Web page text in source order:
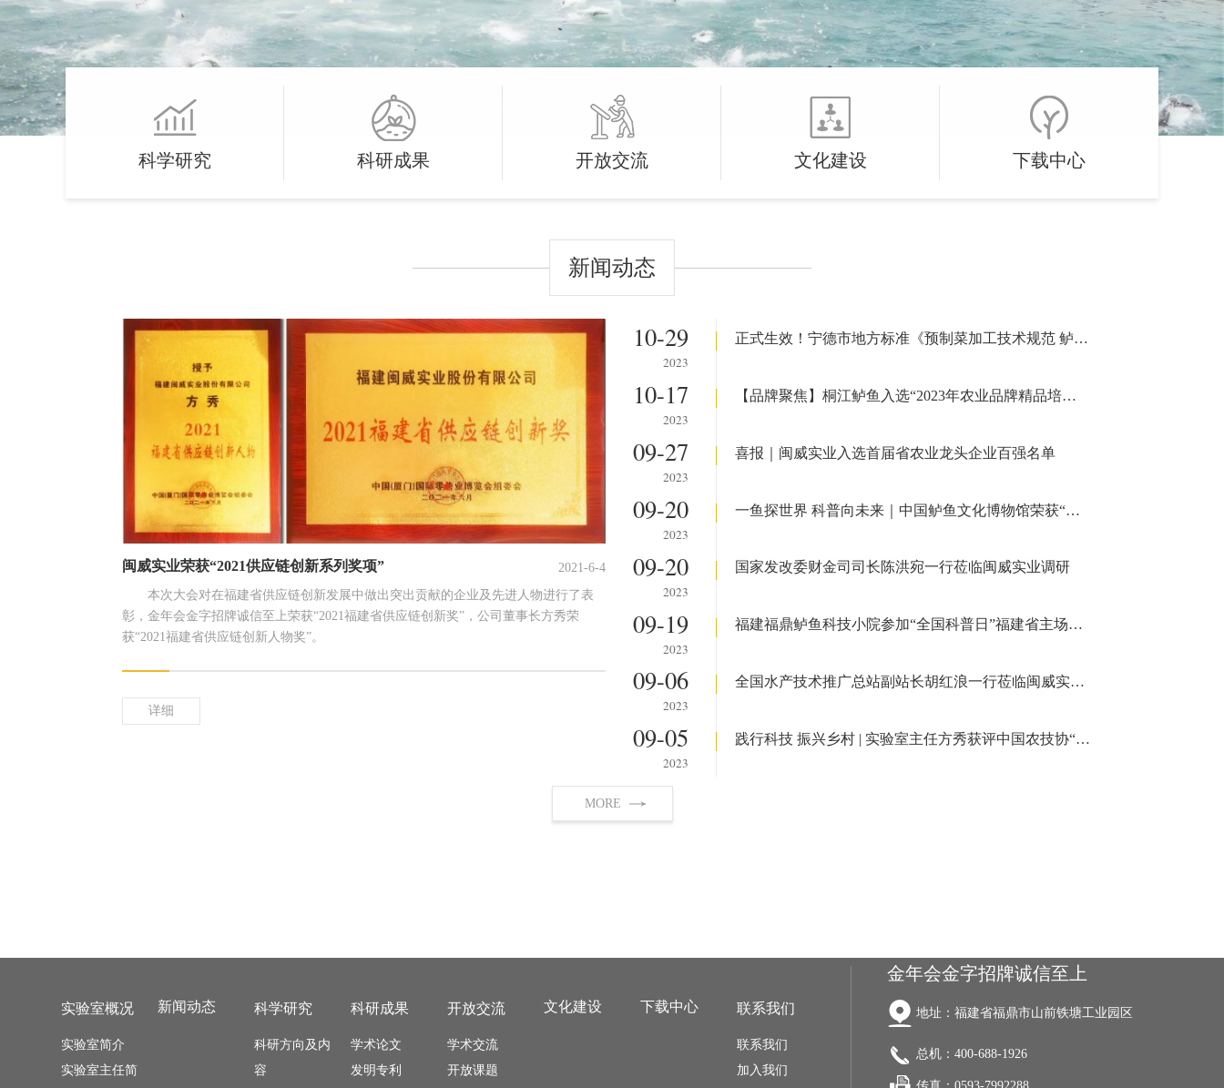
科学研究 科研成果 开放交流 文化建设 下载中心
新闻动态
闽威实业荣获“2021供应链创新系列奖项”
2021-6-4
本次大会对在福建省供应链创新发展中做出突出贡献的企业及先进人物进行了表
彰，金年会金字招牌诚信至上荣获“2021福建省供应链创新奖”，公司董事长方秀荣
获“2021福建省供应链创新人物奖”。
详细
10-29
2023
正式生效！宁德市地方标准《预制菜加工技术规范 鲈鱼》发布实施
10-17
2023
【品牌聚焦】桐江鲈鱼入选“2023年农业品牌精品培育名单
09-27
2023
喜报｜闽威实业入选首届省农业龙头企业百强名单
09-20
2023
一鱼探世界 科普向未来｜中国鲈鱼文化博物馆荣获“宁德市科普基地”
09-20
2023
国家发改委财金司司长陈洪宛一行莅临闽威实业调研
09-19
2023
福建福鼎鲈鱼科技小院参加“全国科普日”福建省主场活动
09-06
2023
全国水产技术推广总站副站长胡红浪一行莅临闽威实业考察调研
09-05
2023
践行科技 振兴乡村 | 实验室主任方秀获评中国农技协“百强乡土人才”
MORE
实验室概况
实验室简介
实验室主任简
新闻动态 科学研究
科研方向及内
容
科研成果
学术论文
发明专利
开放交流
学术交流
开放课题
文化建设 下载中心 联系我们
联系我们
加入我们
金年会金字招牌诚信至上
地址：福建省福鼎市山前铁塘工业园区
总机：400-688-1926